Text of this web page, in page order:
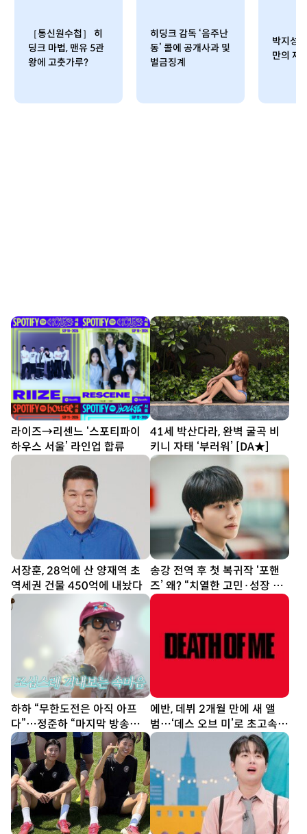
［통신원수첩］ 히
딩크 마법, 맨유 5관
왕에 고춧가루?
히딩크 감독 ‘음주난
동’ 콜에 공개사과 및
벌금징계
박지성·
만의 재
라이즈→리센느 ‘스포티파이
하우스 서울’ 라인업 합류
41세 박산다라, 완벽 굴곡 비
키니 자태 ‘부러워’ [DA★]
서장훈, 28억에 산 양재역 초
역세권 건물 450억에 내놨다
송강 전역 후 첫 복귀작 ‘포핸
즈’ 왜? “치열한 고민·성장 좋
았다”
하하 “무한도전은 아직 아프
다”…정준하 “마지막 방송도
못 봐”
에반, 데뷔 2개월 만에 새 앨
범…‘데스 오브 미’로 초고속
귀환